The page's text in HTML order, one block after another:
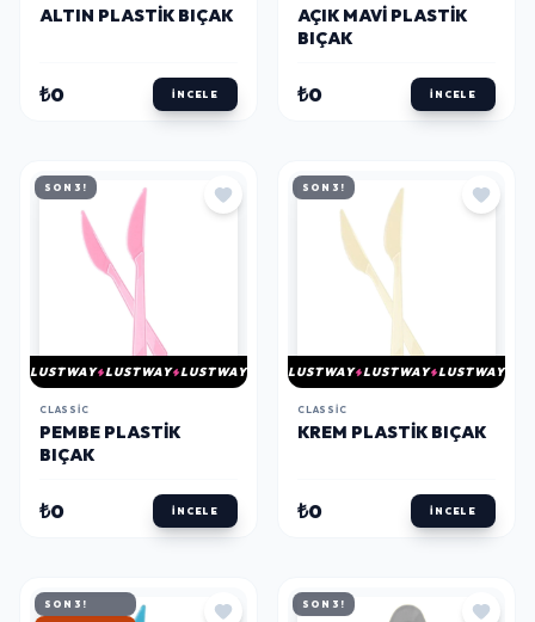
ALTIN PLASTIK BIÇAK
₺0 İNCELE
AÇIK MAVI PLASTIK
BIÇAK
₺0 İNCELE
SON 3!
LUSTWAY LUSTWAY LUSTWAY
CLASSIC
PEMBE PLASTIK
BIÇAK
₺0 İNCELE
SON 3!
LUSTWAY LUSTWAY LUSTWAY
CLASSIC
KREM PLASTIK BIÇAK
₺0 İNCELE
SON 3! SON 3!